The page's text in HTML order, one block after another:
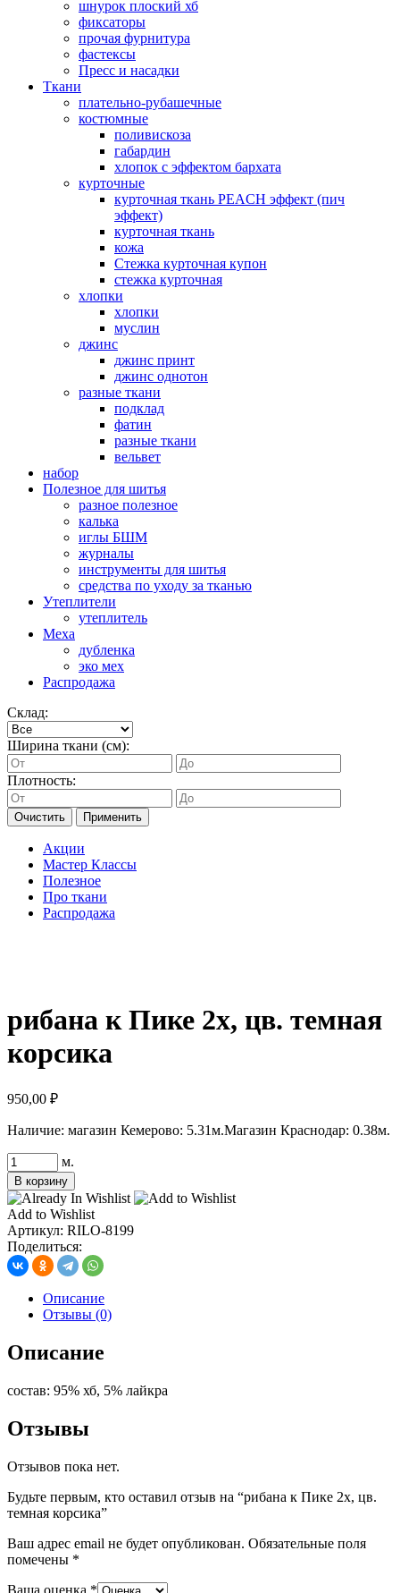
шнурок плоский хб
фиксаторы
прочая фурнитура
фастексы
Пресс и насадки
Ткани
плательно-рубашечные
костюмные
поливискоза
габардин
хлопок с эффектом бархата
курточные
курточная ткань PEACH эффект (пич
эффект)
курточная ткань
кожа
Стежка курточная купон
стежка курточная
хлопки
хлопки
муслин
джинс
джинс принт
джинс однотон
разные ткани
подклад
фатин
разные ткани
вельвет
набор
Полезное для шитья
разное полезное
калька
иглы БШМ
журналы
инструменты для шитья
средства по уходу за тканью
Утеплители
утеплитель
Меха
дубленка
эко мех
Распродажа
Склад:
Ширина ткани (см):
Плотность:
Очистить Применить
Акции
Мастер Классы
Полезное
Про ткани
Распродажа
рибана к Пике 2х, цв. темная
корсика
950,00 ₽
Наличие: магазин Кемерово: 5.31м.Магазин Краснодар: 0.38м.
Количество
товара
рибана
к
Пике
2х,
цв.
темная
м.
В корзину
Add to Wishlist
Артикул: RILO-8199
Поделиться:
Описание
Отзывы (0)
Описание
состав: 95% хб, 5% лайкра
Отзывы
Отзывов пока нет.
Будьте первым, кто оставил отзыв на “рибана к Пике 2х, цв.
темная корсика”
Ваш адрес email не будет опубликован. Обязательные поля
помечены *
Ваша оценка *